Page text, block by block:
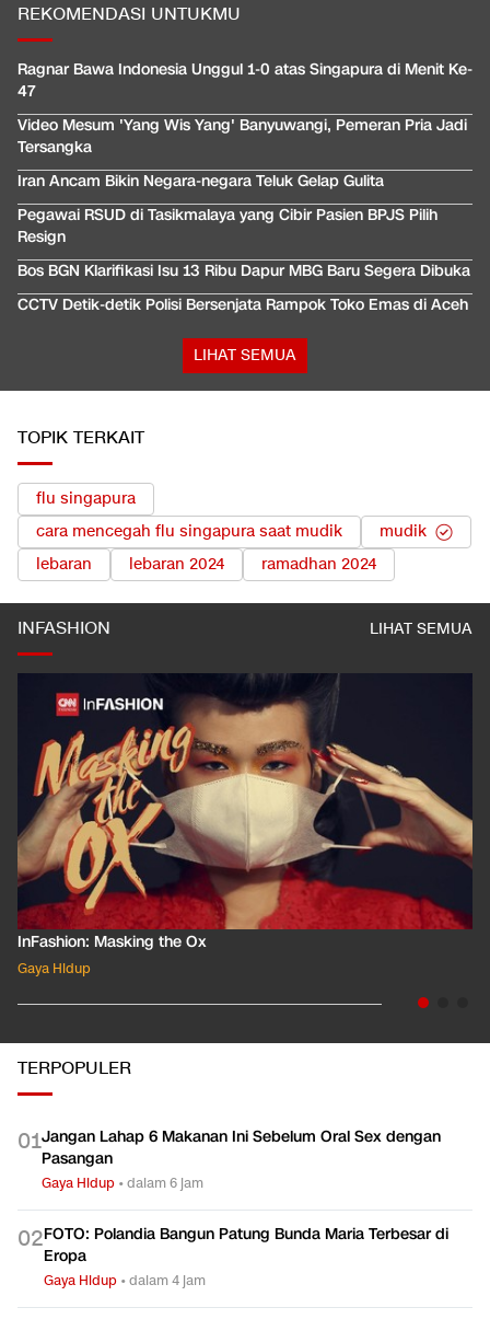
REKOMENDASI UNTUKMU
Ragnar Bawa Indonesia Unggul 1-0 atas Singapura di Menit Ke-
47
Video Mesum 'Yang Wis Yang' Banyuwangi, Pemeran Pria Jadi
Tersangka
Iran Ancam Bikin Negara-negara Teluk Gelap Gulita
Pegawai RSUD di Tasikmalaya yang Cibir Pasien BPJS Pilih
Resign
Bos BGN Klarifikasi Isu 13 Ribu Dapur MBG Baru Segera Dibuka
CCTV Detik-detik Polisi Bersenjata Rampok Toko Emas di Aceh
LIHAT SEMUA
TOPIK TERKAIT
flu singapura
cara mencegah flu singapura saat mudik
mudik
lebaran
lebaran 2024 ramadhan 2024
INFASHION LIHAT SEMUA
InFashion: Masking the Ox
Gaya Hidup
TERPOPULER
01Jangan Lahap 6 Makanan Ini Sebelum Oral Sex dengan
Pasangan
Gaya Hidup •dalam 6 jam
02FOTO: Polandia Bangun Patung Bunda Maria Terbesar di
Eropa
Gaya Hidup •dalam 4 jam